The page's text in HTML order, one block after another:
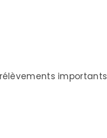
importants